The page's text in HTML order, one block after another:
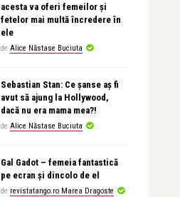
acesta va oferi femeilor și
fetelor mai multă încredere în
ele
de Alice Năstase Buciuta
Sebastian Stan: Ce șanse aș fi
avut să ajung la Hollywood,
dacă nu era mama mea?!
de Alice Năstase Buciuta
Gal Gadot – femeia fantastică
pe ecran și dincolo de el
de revistatango.ro Marea Dragoste